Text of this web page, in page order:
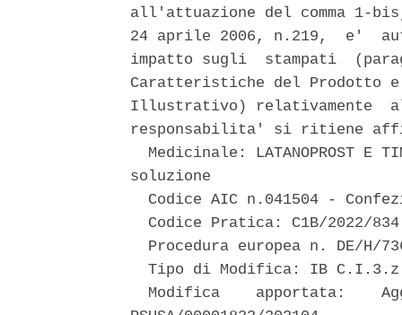
all'attuazione del comma 1-
24 aprile 2006, n.219,  e'
impatto sugli  stampati
Caratteristiche del Prodotto
Illustrativo) relativamente
responsabilita' si ritiene
Medicinale: LATANOPROST E
soluzione
Codice AIC n.041504 -
Codice Pratica: C1B/2022/
Procedura europea n. DE/H/
Tipo di Modifica: IB
Modifica    apportata: